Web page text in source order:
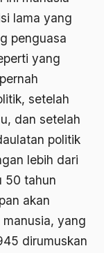
lama yang
penguasa
yang
setelah
dan setelah
politik
lebih dari
50 tahun
akan
yang
dirumuskan